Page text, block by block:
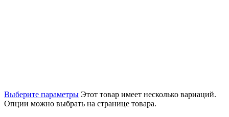
Выберите параметры Этот товар имеет несколько вариаций.
Опции можно выбрать на странице товара.